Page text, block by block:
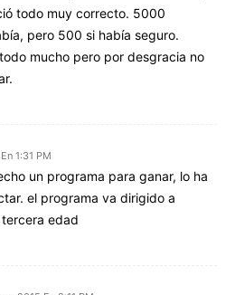
todo muy correcto. 5000
pero 500 si había seguro.
mucho pero por desgracia no
1:31 PM
un programa para ganar, lo ha
el programa va dirigido a
edad